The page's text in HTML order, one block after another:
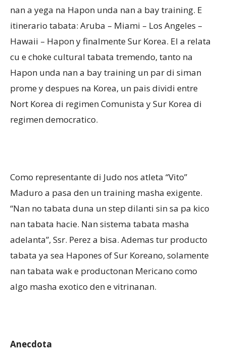
nan a yega na Hapon unda nan a bay training. E
itinerario tabata: Aruba – Miami – Los Angeles –
Hawaii – Hapon y finalmente Sur Korea. El a relata
cu e choke cultural tabata tremendo, tanto na
Hapon unda nan a bay training un par di siman
prome y despues na Korea, un pais dividi entre
Nort Korea di regimen Comunista y Sur Korea di
regimen democratico.
Como representante di Judo nos atleta “Vito”
Maduro a pasa den un training masha exigente.
“Nan no tabata duna un step dilanti sin sa pa kico
nan tabata hacie. Nan sistema tabata masha
adelanta”, Ssr. Perez a bisa. Ademas tur producto
tabata ya sea Hapones of Sur Koreano, solamente
nan tabata wak e productonan Mericano como
algo masha exotico den e vitrinanan.
Anecdota